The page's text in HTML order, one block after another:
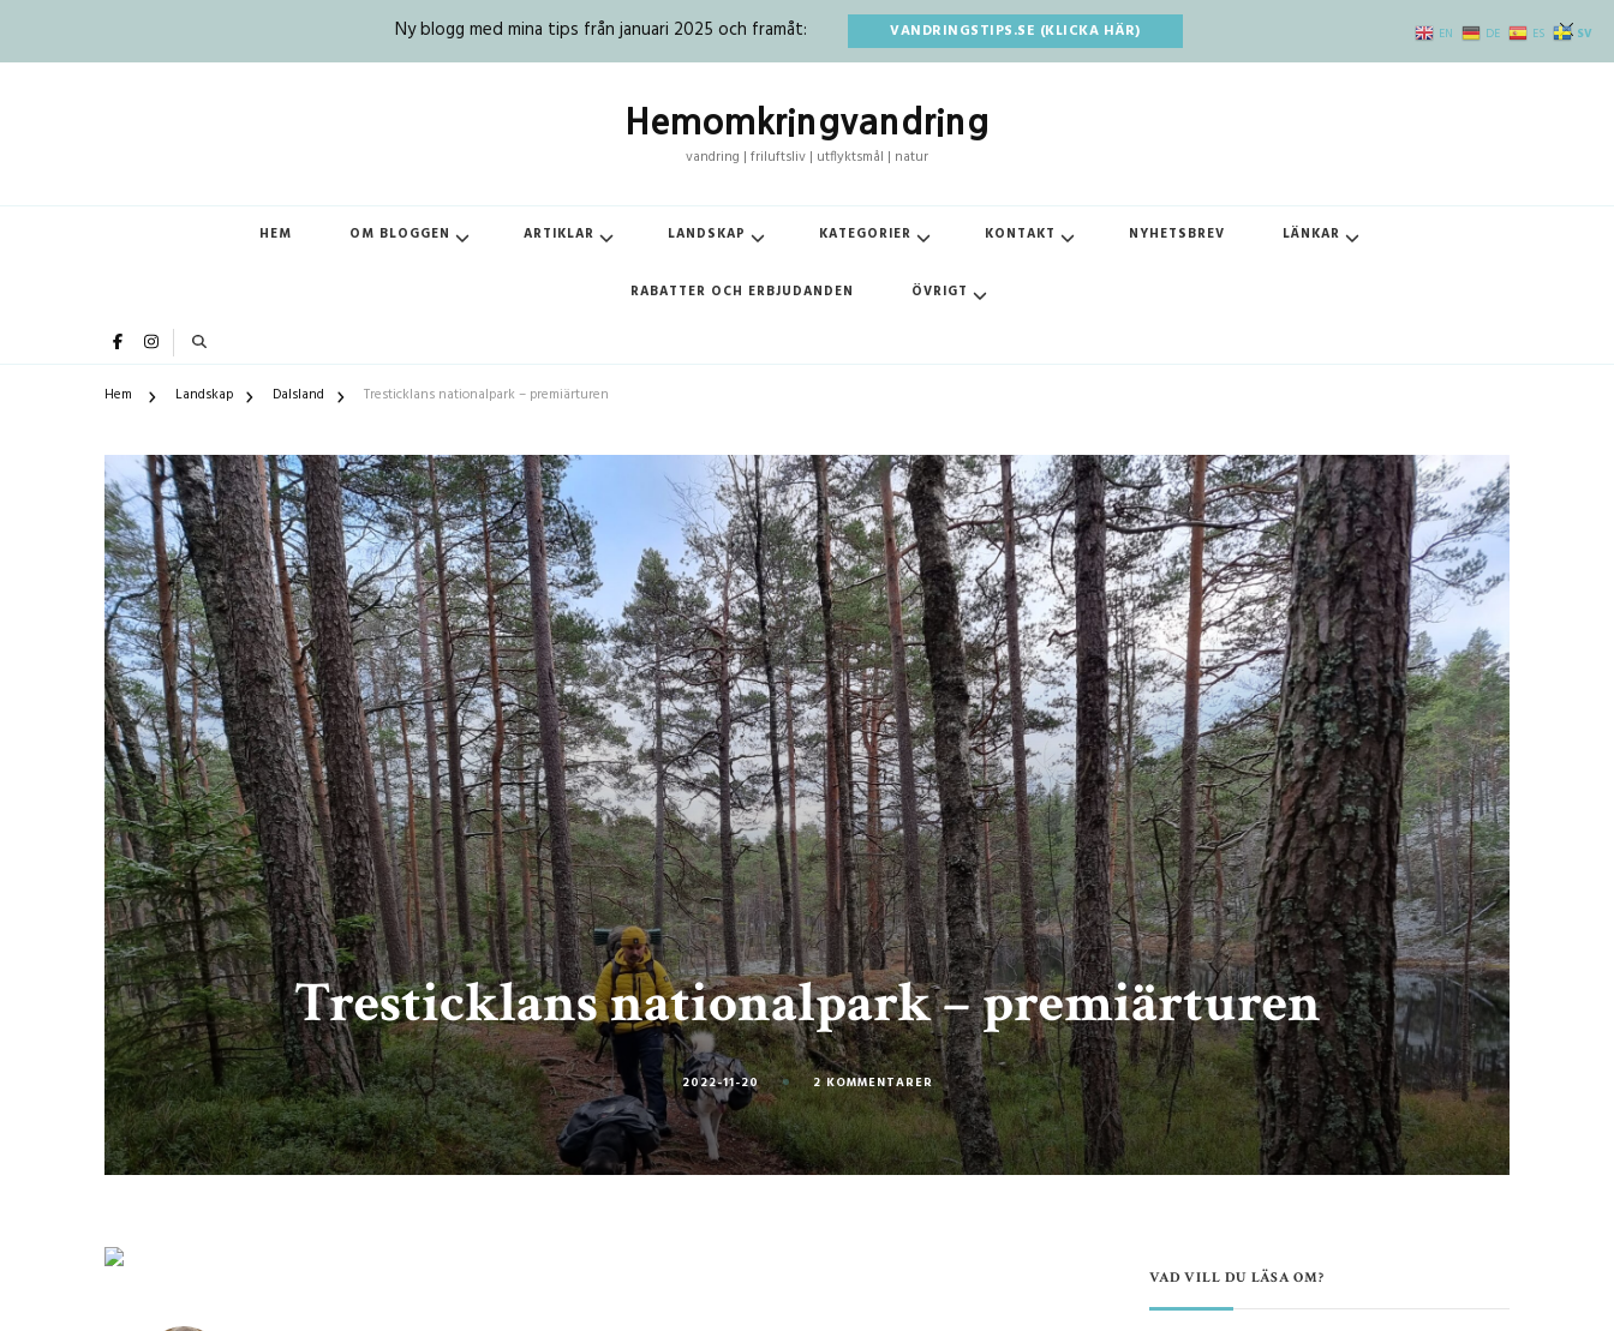
Ny blogg med mina tips från januari 2025 och framåt: VANDRINGSTIPS.SE (KLICKA HÄR)
Hemomkringvandring
vandring | friluftsliv | utflyktsmål | natur
HEM OM BLOGGEN ARTIKLAR LANDSKAP KATEGORIER KONTAKT NYHETSBREV LÄNKAR
RABATTER OCH ERBJUDANDEN ÖVRIGT
Hem Landskap Dalsland Tresticklans nationalpark – premiärturen
Tresticklans nationalpark – premiärturen
2022-11-20 2 KOMMENTARERTILL
TRESTICKLANS
NATIONALPARK
–
PREMIÄRTUREN
VAD VILL DU LÄSA OM?
EN DE ES SV